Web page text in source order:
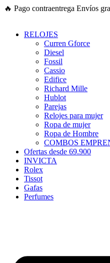
Ir
🔥 Pago contraentrega Envíos
RELOJES
Curren Gforce
Diesel
Fossil
Cassio
Edifice
Richard Mille
Hublot
Parejas
Relojes para mujer
Ropa de mujer
Ropa de Hombre
COMBOS
Ofertas desde 69.900
INVICTA
Rolex
Tissot
Gafas
Perfumes